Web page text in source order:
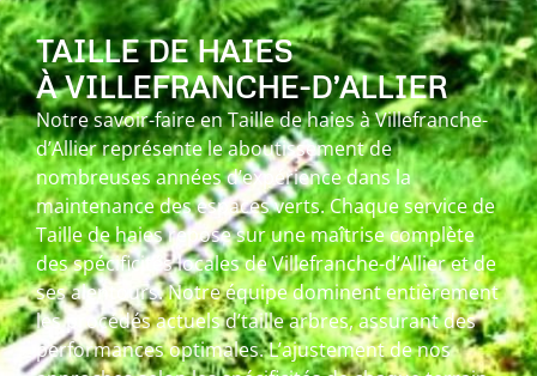
TAILLE DE HAIES
À VILLEFRANCHE-D’ALLIER
Notre savoir-faire en Taille de haies à Villefranche-
d’Allier représente le aboutissement de
nombreuses années d’expérience dans la
maintenance des espaces verts. Chaque service de
Taille de haies repose sur une maîtrise complète
des spécificités locales de Villefranche-d’Allier et de
ses alentours. Notre équipe dominent entièrement
les procédés actuels d’taille arbres, assurant des
performances optimales. L’ajustement de nos